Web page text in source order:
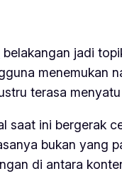
belakangan jadi
menemukan
terasa
saat ini bergerak
bukan yang
di antara